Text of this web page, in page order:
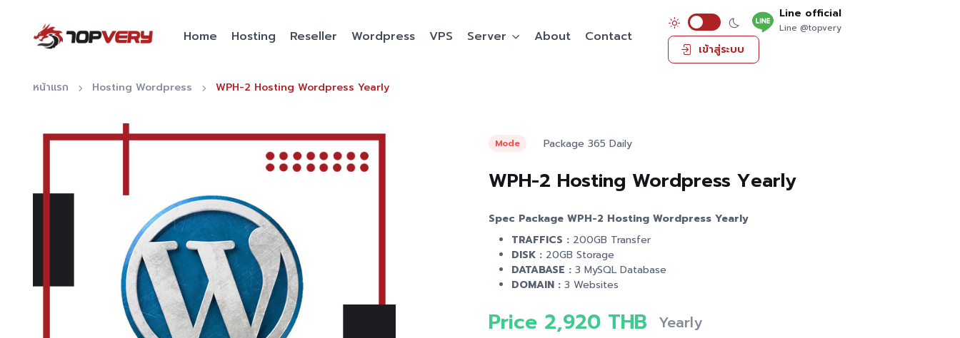
Line official
Line @topvery
เข้าสู่ระบบ
Home Hosting Reseller Wordpress VPS Server About Contact
หน้าแรก Hosting Wordpress WPH-2 Hosting Wordpress Yearly
Mode Package 365 Daily
WPH-2 Hosting Wordpress Yearly
Spec Package WPH-2 Hosting Wordpress Yearly
TRAFFICS : 200GB Transfer
DISK : 20GB Storage
DATABASE : 3 MySQL Database
DOMAIN : 3 Websites
Price 2,920 THB Yearly